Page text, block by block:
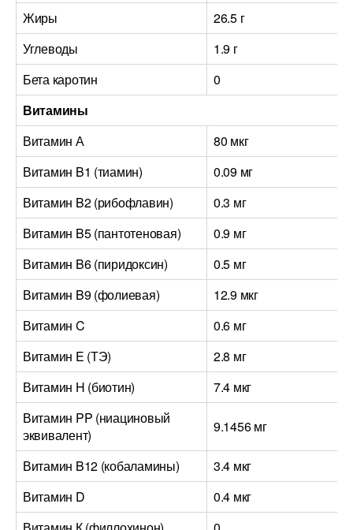
Жиры
26.5 г
Углеводы
1.9 г
Бета каротин
0
Витамины
Витамин А
80 мкг
Витамин B1 (тиамин)
0.09 мг
Витамин B2 (рибофлавин)
0.3 мг
Витамин B5 (пантотеновая)
0.9 мг
Витамин B6 (пиридоксин)
0.5 мг
Витамин B9 (фолиевая)
12.9 мкг
Витамин C
0.6 мг
Витамин E (ТЭ)
2.8 мг
Витамин H (биотин)
7.4 мкг
Витамин PP (ниациновый
эквивалент)
9.1456 мг
Витамин B12 (кобаламины)
3.4 мкг
Витамин D
0.4 мкг